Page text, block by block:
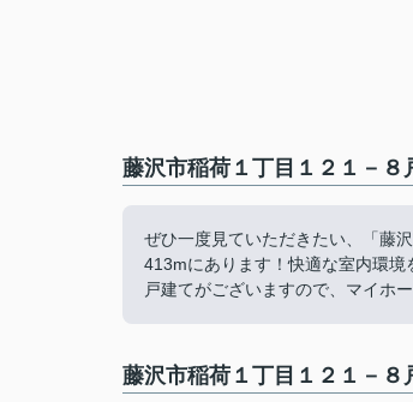
藤沢市稲荷１丁目１２１－
ぜひ一度見ていただきたい、「藤
413mにあります！快適な室内環
戸建てがございますので、マイホ
藤沢市稲荷１丁目１２１－８